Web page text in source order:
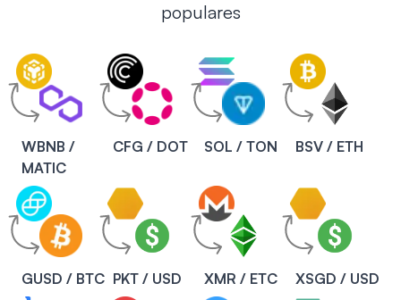
populares
WBNB /
MATIC
CFG / DOT SOL / TON BSV / ETH
GUSD / BTC PKT / USD XMR / ETC XSGD / USD